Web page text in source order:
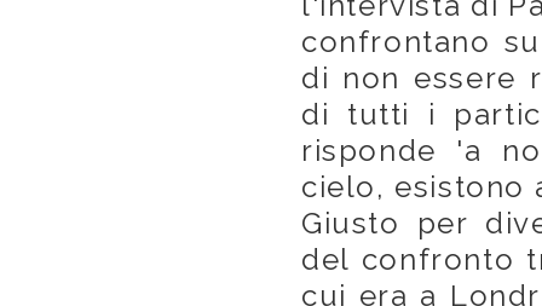
confrontano
di non essere
di tutti i
risponde 'a
cielo, esistono
Giusto per
del confronto
cui era a